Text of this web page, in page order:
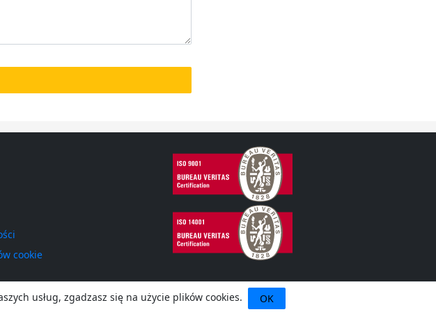
cookie
usług, zgadzasz się na użycie plików cookies.
OK